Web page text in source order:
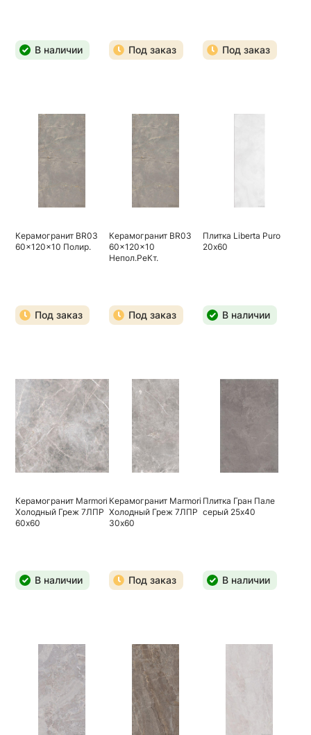
В наличии Под заказ Под заказ
Керамогранит BR03
60x120x10 Полир.
Под заказ
Керамогранит BR03
60x120x10
Непол.РеКт.
Под заказ
Плитка Liberta Puro
20х60
В наличии
Керамогранит Marmori
Холодный Греж 7ЛПР
60х60
В наличии
Керамогранит Marmori
Холодный Греж 7ЛПР
30х60
Под заказ
Плитка Гран Пале
серый 25х40
В наличии